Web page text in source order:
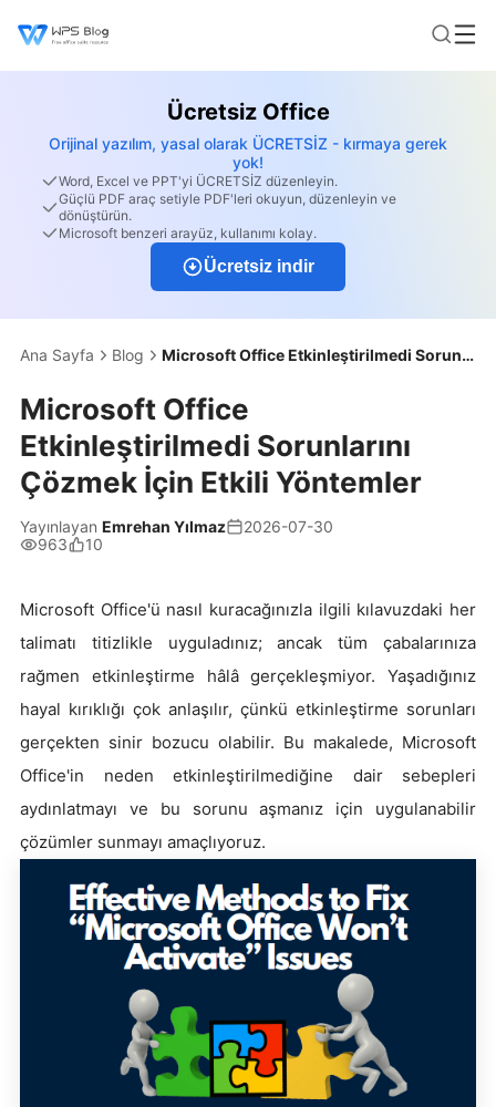
Ücretsiz Office
Orijinal yazılım, yasal olarak ÜCRETSİZ - kırmaya gerek
yok!
Word, Excel ve PPT'yi ÜCRETSİZ düzenleyin.
Güçlü PDF araç setiyle PDF'leri okuyun, düzenleyin ve
dönüştürün.
Microsoft benzeri arayüz, kullanımı kolay.
Ücretsiz indir
Ana Sayfa Blog Microsoft Office Etkinleştirilmedi Sorunlarını Çözmek İçin Etkili Yöntemler
Microsoft Office
Etkinleştirilmedi Sorunlarını
Çözmek İçin Etkili Yöntemler
Yayınlayan Emrehan Yılmaz
2026-07-30
963
10
Microsoft Office'ü nasıl kuracağınızla ilgili kılavuzdaki her
talimatı titizlikle uyguladınız; ancak tüm çabalarınıza
rağmen etkinleştirme hâlâ gerçekleşmiyor. Yaşadığınız
hayal kırıklığı çok anlaşılır, çünkü etkinleştirme sorunları
gerçekten sinir bozucu olabilir. Bu makalede, Microsoft
Office'in neden etkinleştirilmediğine dair sebepleri
aydınlatmayı ve bu sorunu aşmanız için uygulanabilir
çözümler sunmayı amaçlıyoruz.